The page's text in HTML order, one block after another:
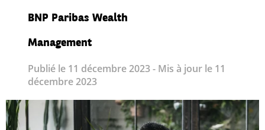
BNP Paribas Wealth
Management
Publié le 11 décembre 2023 - Mis à jour le 11
décembre 2023